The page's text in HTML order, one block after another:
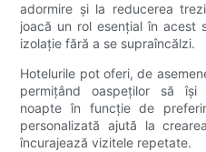
adormire și la reducerea
joacă un rol esențial în acest
izolație fără a se supraîncălzi.
Hotelurile pot oferi, de
permițând oaspeților să își
noapte în funcție de
personalizată ajută la
încurajează vizitele repetate.